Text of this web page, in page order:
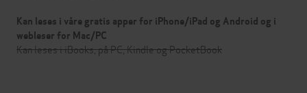
Kan leses i våre gratis apper for iPhone/iPad og Android og i
webleser for Mac/PC
Kan leses i iBooks, på PC, Kindle og PocketBook